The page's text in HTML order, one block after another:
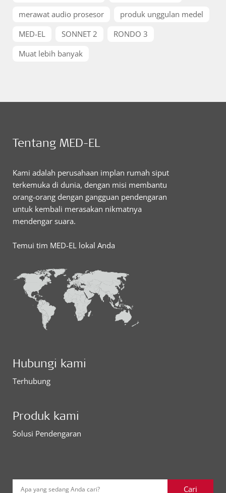
merawat audio prosesor
produk unggulan medel
MED-EL
SONNET 2
RONDO 3
Muat lebih banyak
Tentang MED-EL
Kami adalah perusahaan implan rumah siput
terkemuka di dunia, dengan misi membantu
orang-orang dengan gangguan pendengaran
untuk kembali merasakan nikmatnya
mendengar suara.
Temui tim MED-EL lokal Anda
Hubungi kami
Terhubung
Produk kami
Solusi Pendengaran
Apa yang sedang Anda cari? Cari